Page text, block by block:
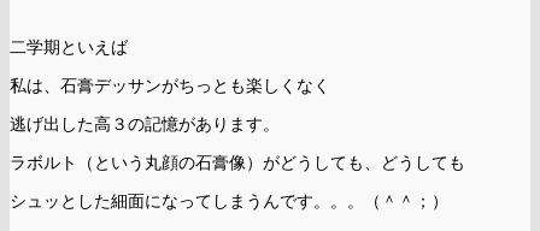
二学期といえば
私は、石膏デッサンがちっとも楽しくなく
逃げ出した高３の記憶があります。
ラボルト（という丸顔の石膏像）がどうしても、どうしても
シュッとした細面になってしまうんです。。。（＾＾；）